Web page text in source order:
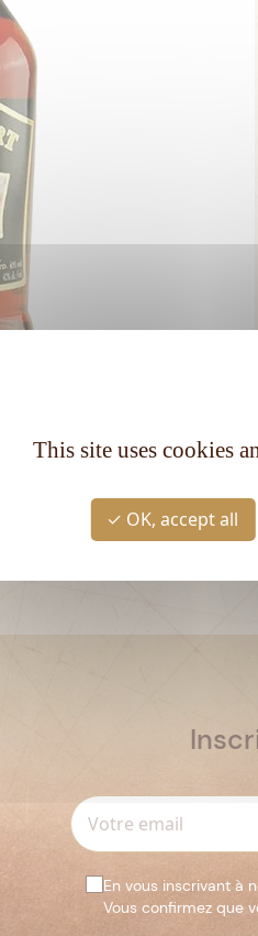
En vous inscrivant à
Vous confirmez que
This site uses cookies
OK, accept all